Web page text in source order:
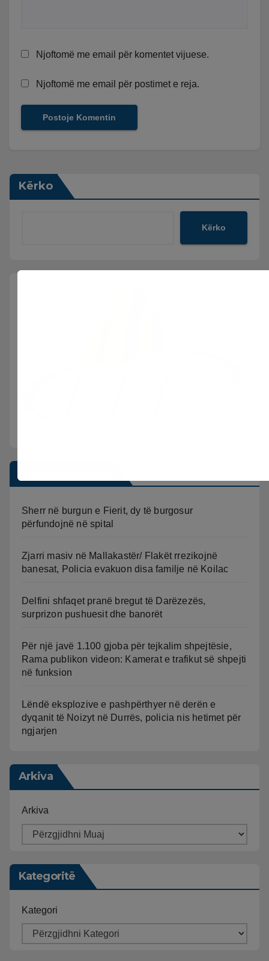
Njoftomë me email për komentet vijuese.
Njoftomë me email për postimet e reja.
Kërko
Kërko
Sherr në burgun e Fierit, dy të burgosur
përfundojnë në spital
Zjarri masiv në Mallakastër/ Flakët rrezikojnë
banesat, Policia evakuon disa familje në Koilac
Delfini shfaqet pranë bregut të Darëzezës,
surprizon pushuesit dhe banorët
Për një javë 1.100 gjoba për tejkalim shpejtësie,
Rama publikon videon: Kamerat e trafikut së shpejti
në funksion
Lëndë eksplozive e pashpërthyer në derën e
dyqanit të Noizyt në Durrës, policia nis hetimet për
ngjarjen
Arkiva
Arkiva
Kategoritë
Kategori